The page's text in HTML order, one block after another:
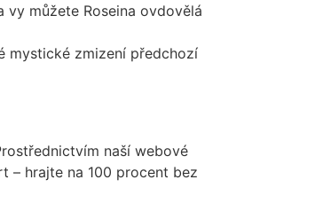
vy můžete Roseina ovdovělá
mystické zmizení předchozí
naší webové
– hrajte na 100 procent bez